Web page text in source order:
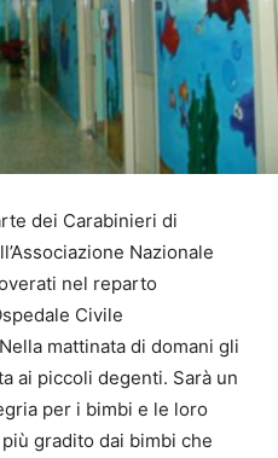
dei Carabinieri di
Nazionale
nel reparto
Civile
mattinata di domani gli
ai piccoli degenti. Sarà un
per i bimbi e le loro
gradito dai bimbi che